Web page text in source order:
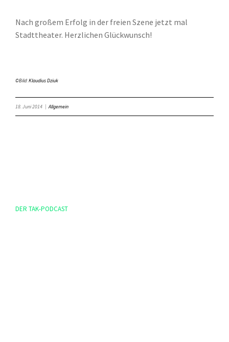
Nach großem Erfolg in der freien Szene jetzt mal
Stadttheater. Herzlichen Glückwunsch!
©Bild:Klaudius Dziuk
18. Juni 2014 | Allgemein
DER TAK-PODCAST